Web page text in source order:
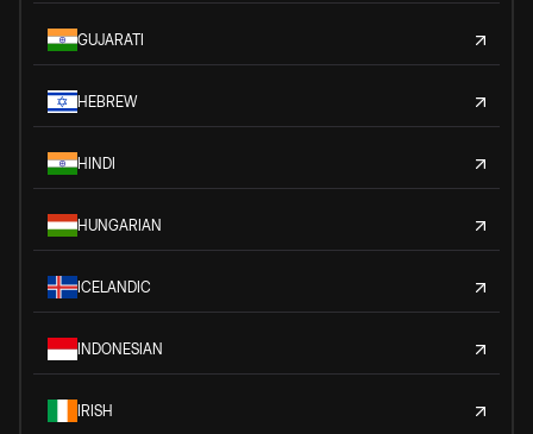
GUJARATI
HEBREW
HINDI
HUNGARIAN
ICELANDIC
INDONESIAN
IRISH